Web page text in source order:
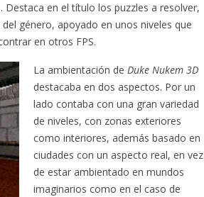
en el título los puzzles a resolver,
género, apoyado en unos niveles que
en otros FPS.
La ambientación deDuke Nukem 3D
destacaba en dos aspectos. Por un
lado contaba con una gran variedad
de niveles, con zonas exteriores
como interiores, además basado en
ciudades con un aspecto real, en vez
de estar ambientado en mundos
imaginarios como en el caso de